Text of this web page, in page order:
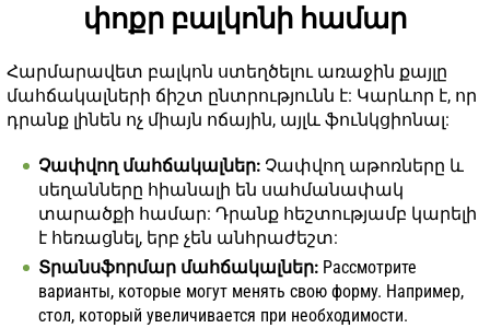
փոքր բալկոնի համար
Հարմարավետ բալկոն ստեղծելու առաջին քայլը
մահճակալների ճիշտ ընտրությունն է: Կարևոր է, որ
դրանք լինեն ոչ միայն ոճային, այլև ֆունկցիոնալ:
Չափվող մահճակալներ: Չափվող աթոռները և
սեղանները հիանալի են սահմանափակ
տարածքի համար: Դրանք հեշտությամբ կարելի
է հեռացնել, երբ չեն անհրաժեշտ:
Տրանսֆորմար մահճակալներ: Рассмотрите
варианты, которые могут менять свою форму. Например,
стол, который увеличивается при необходимости.